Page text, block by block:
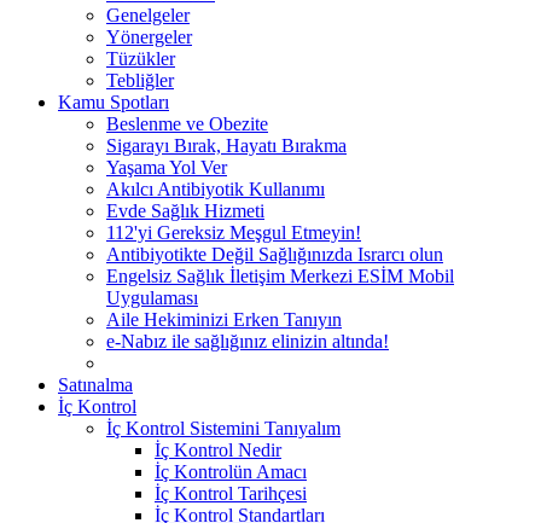
Genelgeler
Yönergeler
Tüzükler
Tebliğler
Kamu Spotları
Beslenme ve Obezite
Sigarayı Bırak, Hayatı Bırakma
Yaşama Yol Ver
Akılcı Antibiyotik Kullanımı
Evde Sağlık Hizmeti
112'yi Gereksiz Meşgul Etmeyin!
Antibiyotikte Değil Sağlığınızda Israrcı olun
Engelsiz Sağlık İletişim Merkezi ESİM Mobil
Uygulaması
Aile Hekiminizi Erken Tanıyın
e-Nabız ile sağlığınız elinizin altında!
Satınalma
İç Kontrol
İç Kontrol Sistemini Tanıyalım
İç Kontrol Nedir
İç Kontrolün Amacı
İç Kontrol Tarihçesi
İç Kontrol Standartları